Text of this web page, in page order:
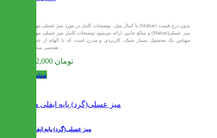
با کمال میل، توضیحات کامل در مورد میز عسلی مهتاس (Mahtas) بدون درج قیمت
و مبالغ جانبی ارائه می‌شود:توضیحات کامل میز عسلی مهتاس (Mahtas)میز عسلی
مهتاس یک محصول بسیار شیک، کاربردی و مدرن است که با الهام از خطوط
هندسی منظم و...
4,352,000 تومان
مشاهده
میز عسلی(گرد) پایه ایفلی هنا